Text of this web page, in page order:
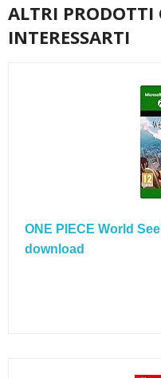
ALTRI PRODOTTI
INTERESSARTI
ONE PIECE World
download